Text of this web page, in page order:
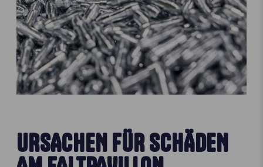
URSACHEN FÜR SCHÄDEN